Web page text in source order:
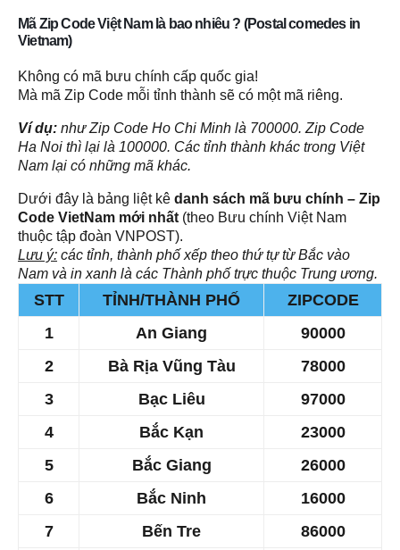
Mã Zip Code Việt Nam là bao nhiêu ? (Postal comedes in
Vietnam)
Không có mã bưu chính cấp quốc gia!
Mà mã Zip Code mỗi tỉnh thành sẽ có một mã riêng.
Ví dụ: như Zip Code Ho Chi Minh là 700000. Zip Code
Ha Noi thì lại là 100000. Các tỉnh thành khác trong Việt
Nam lại có những mã khác.
Dưới đây là bảng liệt kê danh sách mã bưu chính – Zip
Code VietNam mới nhất (theo Bưu chính Việt Nam
thuộc tập đoàn VNPOST).
Lưu ý: các tỉnh, thành phố xếp theo thứ tự từ Bắc vào
Nam và in xanh là các Thành phố trực thuộc Trung ương.
STT TỈNH/THÀNH PHỐ
ZIPCODE
1
An Giang
90000
2
Bà Rịa Vũng Tàu
78000
3
Bạc Liêu
97000
4
Bắc Kạn
23000
5
Bắc Giang
26000
6
Bắc Ninh
16000
7
Bến Tre 86000